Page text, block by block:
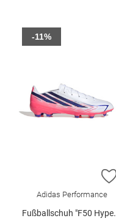
Adidas Performance
Fußballschuh "F50 Hyperfast League FG"
-11%